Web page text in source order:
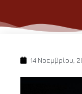
14 Νοεμβρίου,